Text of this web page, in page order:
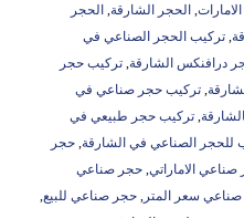
, الحجر الشارقة, الحجر
, تركيب الحجر الصناعي في
درافنكس الشارقة, تركيب حجر
, تركيب حجر صناعي في
, تركيب حجر طبيعي في
للحجر الصناعي في الشارقة, حجر
الاماراتي, حجر صناعي
سعر المتر , حجر صناعي للبيع,